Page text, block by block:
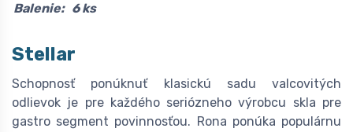
Balenie: 6 ks
Stellar
Schopnosť ponúknuť klasickú sadu valcovitých
odlievok je pre každého seriózneho výrobcu skla pre
gastro segment povinnosťou. Rona ponúka populárnu